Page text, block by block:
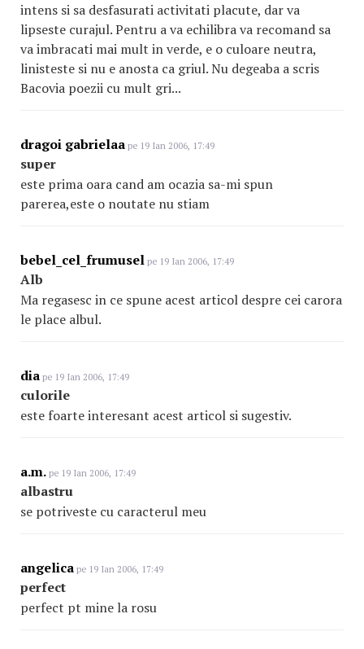
intens si sa desfasurati activitati placute, dar va
lipseste curajul. Pentru a va echilibra va recomand sa
va imbracati mai mult in verde, e o culoare neutra,
linisteste si nu e anosta ca griul. Nu degeaba a scris
Bacovia poezii cu mult gri...
dragoi gabrielaa pe 19 Ian 2006, 17:49
super
este prima oara cand am ocazia sa-mi spun
parerea,este o noutate nu stiam
bebel_cel_frumusel pe 19 Ian 2006, 17:49
Alb
Ma regasesc in ce spune acest articol despre cei carora
le place albul.
dia pe 19 Ian 2006, 17:49
culorile
este foarte interesant acest articol si sugestiv.
a.m. pe 19 Ian 2006, 17:49
albastru
se potriveste cu caracterul meu
angelica pe 19 Ian 2006, 17:49
perfect
perfect pt mine la rosu